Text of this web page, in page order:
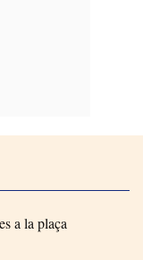
a la plaça